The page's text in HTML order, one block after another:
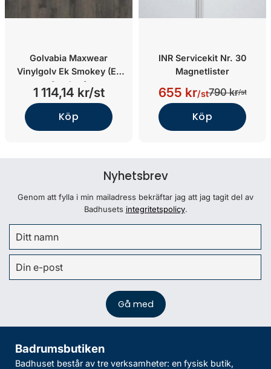
Golvabia Maxwear
Vinylgolv Ek Smokey (Ek
Smokey)
1 114,14 kr/st
Köp
INR Servicekit Nr. 30
Magnetlister
655 kr/st790 kr/st
Köp
Nyhetsbrev
Genom att fylla i min mailadress bekräftar jag att jag tagit del av
Badhusets integritetspolicy.
Badrumsbutiken
Badhuset består av tre verksamheter: en fysisk butik,